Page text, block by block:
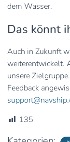
dem Wasser.
Das könnt
Auch in Zukunft
weiterentwickelt.
unsere
Feedback
135